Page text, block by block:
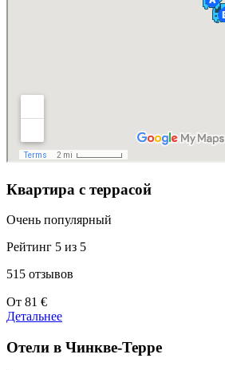
Квартира с террасой
Очень популярный
Рейтинг 5 из 5
515 отзывов
Цены
от
От 81 €
Детальнее
Отели в Чинкве-Терре